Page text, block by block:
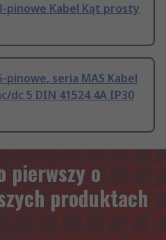
pinowe Kabel Kąt prosty
seria MAS Kabel
dc 5 DIN 41524 4A IP30
pierwszy o
produktach